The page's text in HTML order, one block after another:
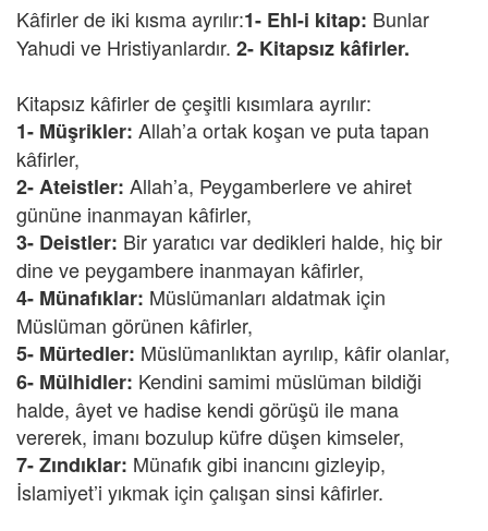
Kâfirler de iki kısma ayrılır:1- Ehl-i kitap: Bunlar
Yahudi ve Hristiyanlardır. 2- Kitapsız kâfirler.
Kitapsız kâfirler de çeşitli kısımlara ayrılır:
1- Müşrikler: Allah’a ortak koşan ve puta tapan
kâfirler,
2- Ateistler: Allah’a, Peygamberlere ve ahiret
gününe inanmayan kâfirler,
3- Deistler: Bir yaratıcı var dedikleri halde, hiç bir
dine ve peygambere inanmayan kâfirler,
4- Münafıklar: Müslümanları aldatmak için
Müslüman görünen kâfirler,
5- Mürtedler: Müslümanlıktan ayrılıp, kâfir olanlar,
6- Mülhidler: Kendini samimi müslüman bildiği
halde, âyet ve hadise kendi görüşü ile mana
vererek, imanı bozulup küfre düşen kimseler,
7- Zındıklar: Münafık gibi inancını gizleyip,
İslamiyet’i yıkmak için çalışan sinsi kâfirler.